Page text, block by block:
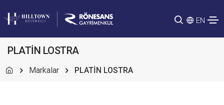
EN
PLATİN LOSTRA
Markalar PLATİN LOSTRA